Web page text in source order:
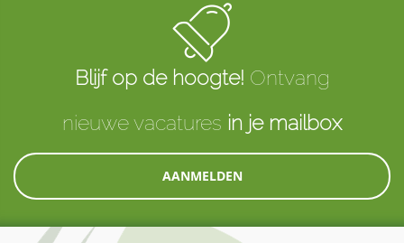
Blijf op de hoogte! Ontvang
nieuwe vacatures in je mailbox
AANMELDEN